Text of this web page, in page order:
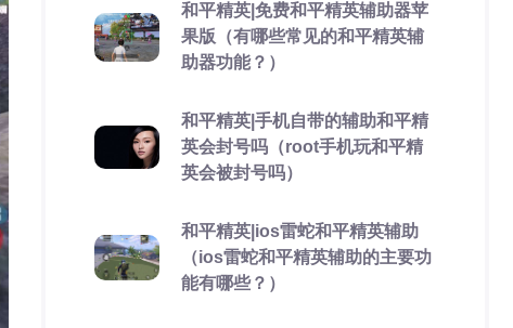
和平精英|免费和平精英辅助器苹
果版（有哪些常见的和平精英辅
助器功能？）
和平精英|手机自带的辅助和平精
英会封号吗（root手机玩和平精
英会被封号吗）
和平精英|ios雷蛇和平精英辅助
（ios雷蛇和平精英辅助的主要功
能有哪些？）